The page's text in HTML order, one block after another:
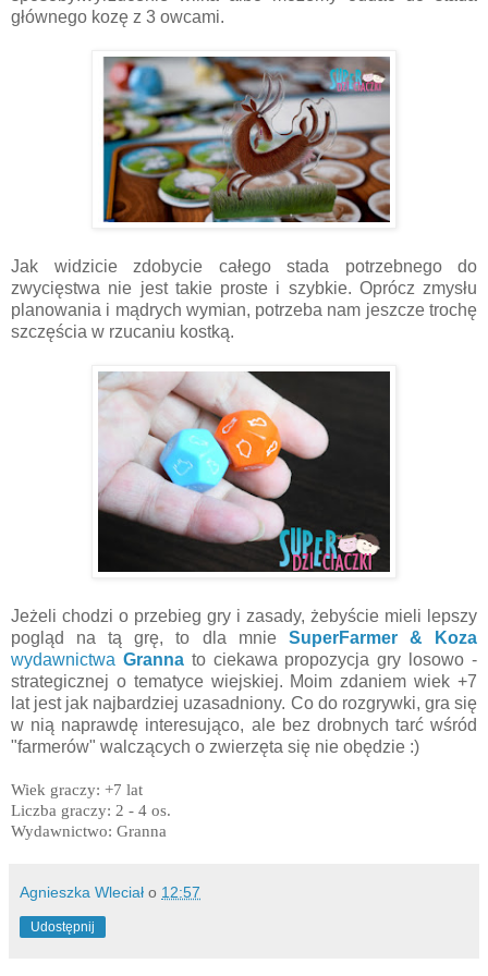
głównego kozę z 3 owcami.
Jak widzicie zdobycie całego stada potrzebnego do
zwycięstwa nie jest takie proste i szybkie. Oprócz zmysłu
planowania i mądrych wymian, potrzeba nam jeszcze trochę
szczęścia w rzucaniu kostką.
Jeżeli chodzi o przebieg gry i zasady, żebyście mieli lepszy
pogląd na tą grę, to dla mnie SuperFarmer & Koza
wydawnictwa Grannato ciekawa propozycja gry losowo -
strategicznej o tematyce wiejskiej. Moim zdaniem wiek +7
lat jest jak najbardziej uzasadniony. Co do rozgrywki, gra się
w nią naprawdę interesująco, ale bez drobnych tarć wśród
"farmerów" walczących o zwierzęta się nie obędzie :)
Wiek graczy: +7 lat
Liczba graczy: 2 - 4 os.
Wydawnictwo: Granna
Agnieszka Wleciał o 12:57
Udostępnij